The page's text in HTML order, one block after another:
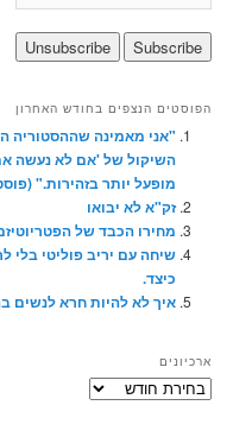
הפוסטים הנצפים בחודש האחרון
"אני מאמינה שההסטוריה
השיקול של 'אם לא נעשה
מופעל יותר בזהירות."
זק"א לא יבואו
מחירו הכבד של
שיחה עם יריב פוליטי בלי
כיצד.
איך לא להיות חרא לנשים
ארכיונים
ארכיונים